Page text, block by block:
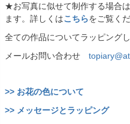
★お写真に似せて制作する場合
ます。詳しくはこちらをご覧く
全ての作品についてラッピング
メールお問い合わせ
>> お花の色について
>> メッセージとラッピング